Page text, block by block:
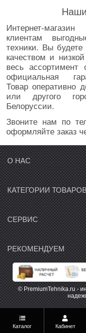
Интернет-магазин
клиентам
техники. Вы
качеством и
весь ассортимент
официальная
Товар оперативно
или другого
Белоруссии.
Звоните нам по
оформляйте заказ
Каталог Кабинет
О НАС
КАТЕГОРИИ
СЕРВИС
РЕКОМЕНДУЕМ
© PremiumTehnika.ru -